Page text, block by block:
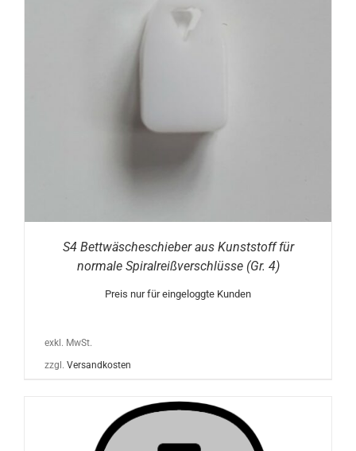
S4 Bettwäscheschieber aus Kunststoff für
normale Spiralreißverschlüsse (Gr. 4)
Preis nur für eingeloggte Kunden
exkl. MwSt.
zzgl. Versandkosten